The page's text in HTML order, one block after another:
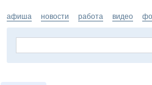
афиша новости работа видео